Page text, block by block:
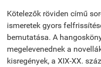
Kötelezők röviden című
ismeretek gyors
bemutatása. A
megelevenednek a
kisregények, a XIX-XX.